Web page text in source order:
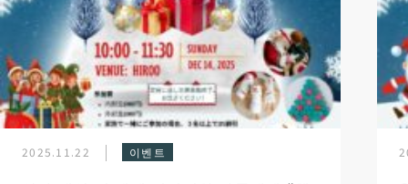
2025.11.22 이벤트